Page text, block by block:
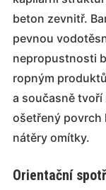
beton zevnitř.
pevnou
nepropustnosti
ropným
a současně
ošetřený povrch
nátěry omítky.
Orientační